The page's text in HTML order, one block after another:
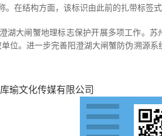
。在结构方面，该标识由此前的扎带标签
大闸蟹地理标志保护开展多项工作。苏
位。进一步完善阳澄湖大闸蟹防伪溯源
瑜文化传媒有限公司